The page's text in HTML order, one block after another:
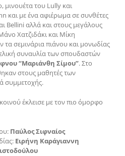
μινουέτα του Lully και
και με ένα αφιέρωμα σε συνθέτες
Bellini αλλά και στους μεγάλους
Χατζιδάκι και Μίκη
σεμινάρια πιάνου και μονωδίας
συναυλία των σπουδαστών
“Μαριάνθη Σίμου”. Στο
στους μαθητές των
συμμετοχής.
έκλεισε με τον πιο όμορφο
Παύλος Σιφναίος
Ειρήνη Καράγιαννη